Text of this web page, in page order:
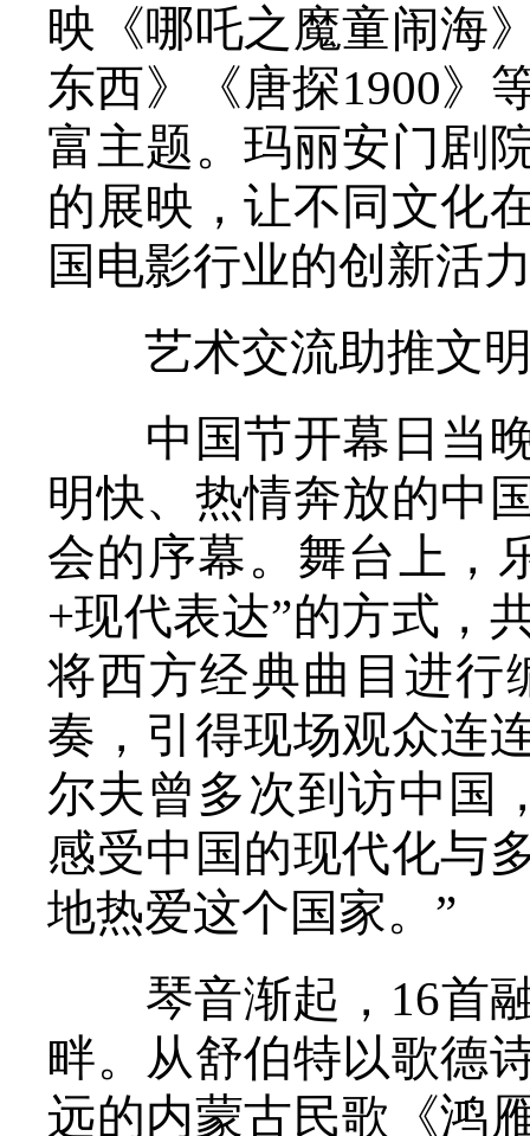
映《哪吒之魔童闹海
东西》《唐探1900》
富主题。玛丽安门剧
的展映，让不同文化
国电影行业的创新活
艺术交流助推文
中国节开幕日当晚
明快、热情奔放的中
会的序幕。舞台上，
+现代表达”的方式，
将西方经典曲目进行
奏，引得现场观众连
尔夫曾多次到访中国
感受中国的现代化与
地热爱这个国家。”
琴音渐起，16首融
畔。从舒伯特以歌德
远的内蒙古民歌《鸿